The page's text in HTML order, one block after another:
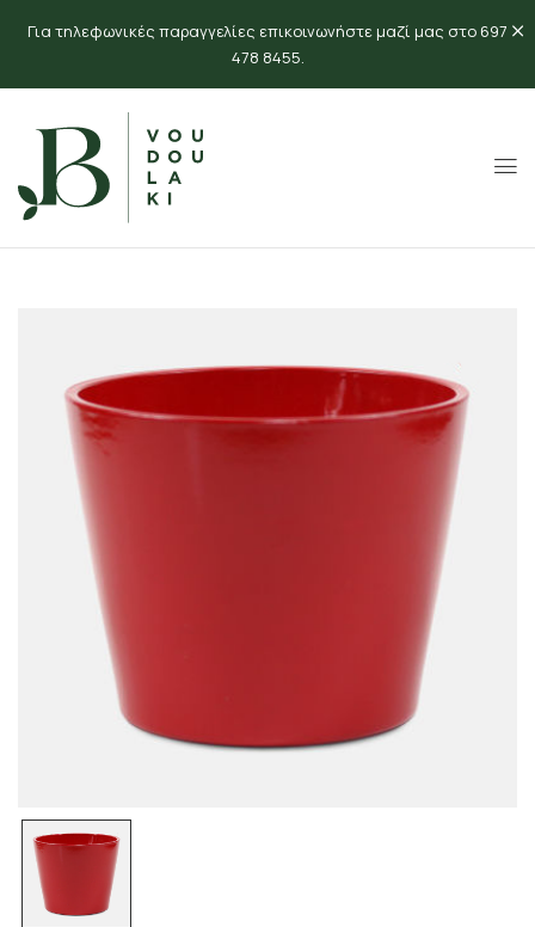
Για τηλεφωνικές παραγγελίες επικοινωνήστε μαζί μας στο 697
478 8455.